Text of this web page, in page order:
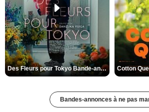
Des Fleurs pour Tokyo Bande-annonce VO STFR
Bandes-annonces à ne pas